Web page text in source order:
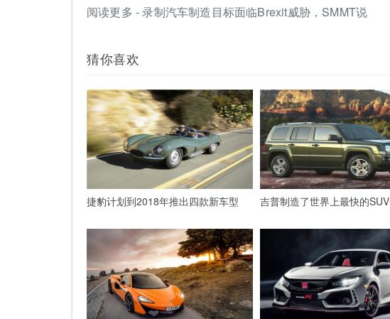
阅读更多 - 录制汽车制造目标面临Brexit威胁，SMMT说
猜你喜欢
捷豹计划到2018年推出四款新车型 吉普制造了世界上最快的SUV